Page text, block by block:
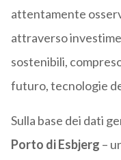
attentamente
attraverso
sostenibili,
futuro, tecnologie
Sulla base dei dati
Porto di Esbjerg –